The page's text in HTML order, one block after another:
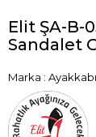
Elit ŞA-B-
Sandalet
Marka :